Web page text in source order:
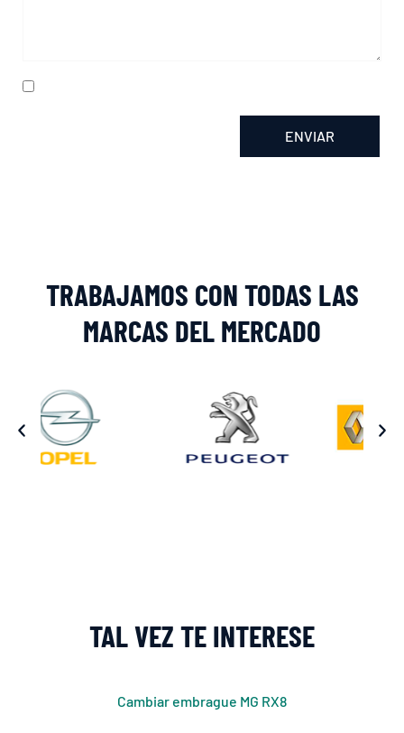
ENVIAR
TRABAJAMOS CON TODAS LAS
MARCAS DEL MERCADO
TAL VEZ TE INTERESE
Cambiar embrague MG RX8